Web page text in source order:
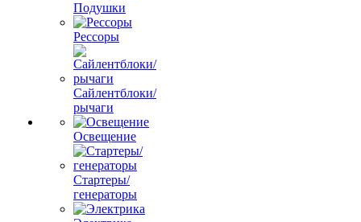
Подушки
Рессоры
Сайлентблоки/
рычаги
Освещение
Стартеры/
генераторы